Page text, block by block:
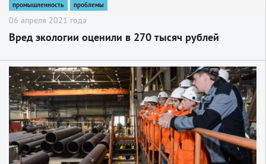
промышленность проблемы
06 апреля 2021 года
Вред экологии оценили в 270 тысяч рублей
2